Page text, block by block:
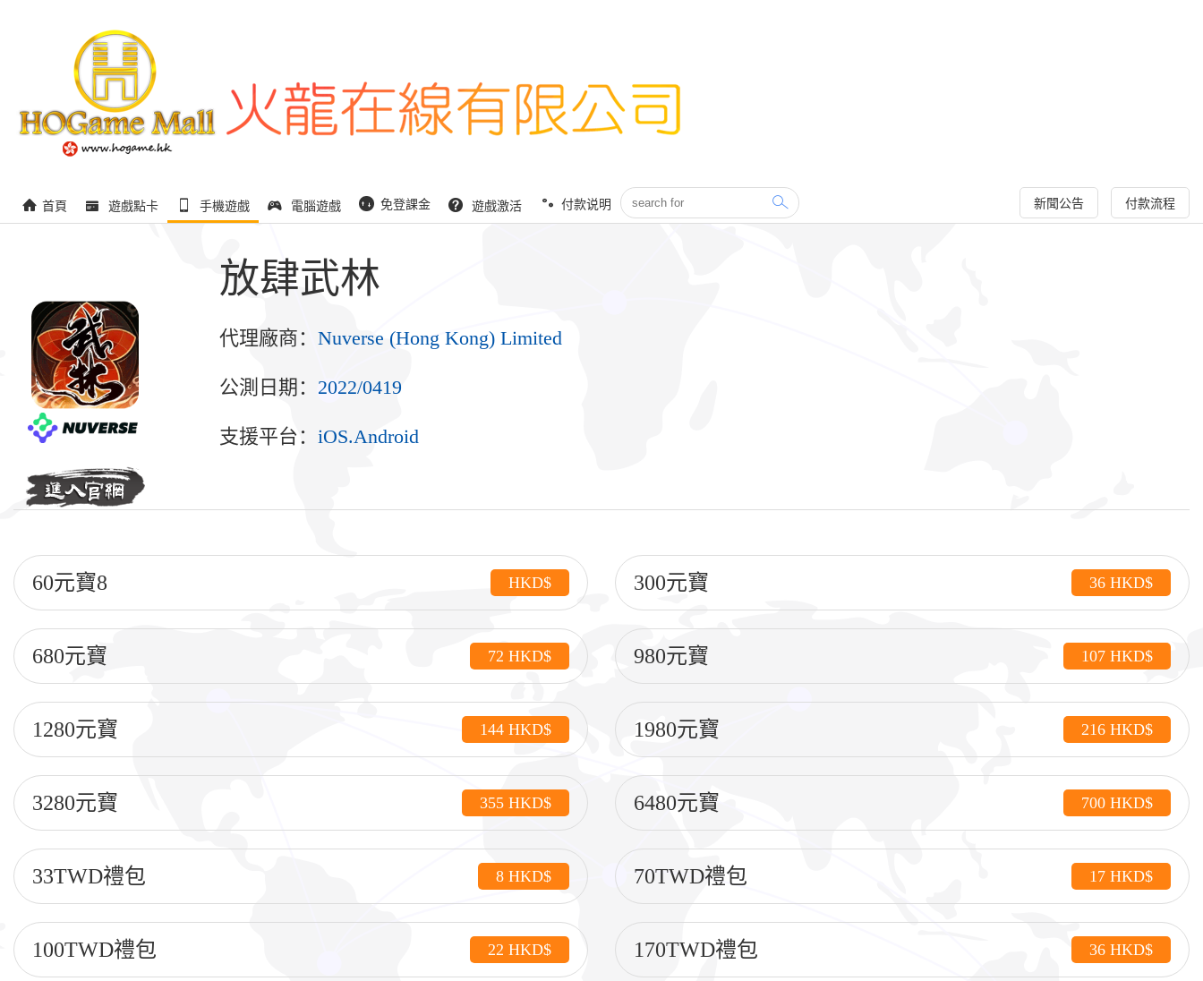
首頁 遊戲點卡 手機遊戲 電腦遊戲 免登課金 遊戲激活 付款说明 新聞公告 付款流程
放肆武林
代理廠商： Nuverse (Hong Kong) Limited
公測日期： 2022/0419
支援平台： iOS.Android
60元寶8 HKD$ 300元寶 36 HKD$
680元寶 72 HKD$ 980元寶 107 HKD$
1280元寶 144 HKD$ 1980元寶 216 HKD$
3280元寶 355 HKD$ 6480元寶 700 HKD$
33TWD禮包 8 HKD$ 70TWD禮包 17 HKD$
100TWD禮包 22 HKD$ 170TWD禮包 36 HKD$